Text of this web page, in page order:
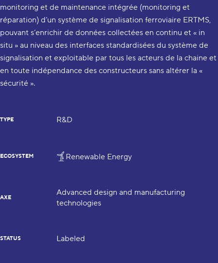
monitoring et de maintenance intégrée (monitoring et
réparation) d’un système de signalisation ferroviaire ERTMS,
pouvant s’enrichir de données collectées en continu et « in
situ » au niveau des interfaces standardisées du système de
signalisation et exploitable par tous les acteurs de la chaine et
en toute indépendance des constructeurs sans altérer la «
sécurité ».
TYPE R&D
ECOSYSTEM Renewable Energy
AXE
Advanced design and manufacturing
technologies
STATUS Labeled